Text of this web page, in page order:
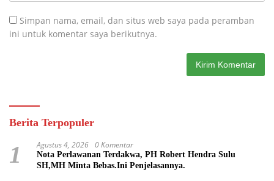
Simpan nama, email, dan situs web saya pada peramban
ini untuk komentar saya berikutnya.
Berita Terpopuler
1 Agustus 4, 2026 0 Komentar
Nota Perlawanan Terdakwa, PH Robert Hendra Sulu
SH,MH Minta Bebas.Ini Penjelasannya.